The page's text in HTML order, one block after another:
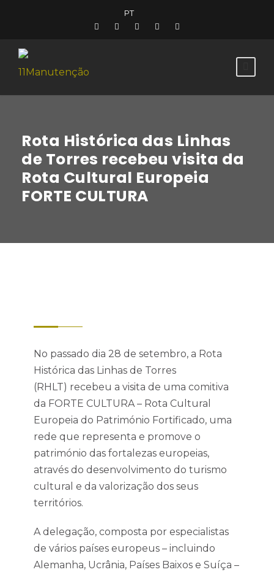
PT
Rota Histórica das Linhas
de Torres recebeu visita da
Rota Cultural Europeia
FORTE CULTURA
No passado dia 28 de setembro, a Rota
Histórica das Linhas de Torres
(RHLT) recebeu a visita de uma comitiva
da FORTE CULTURA – Rota Cultural
Europeia do Património Fortificado, uma
rede que representa e promove o
património das fortalezas europeias,
através do desenvolvimento do turismo
cultural e da valorização dos seus
territórios.
A delegação, composta por especialistas
de vários países europeus – incluindo
Alemanha, Ucrânia, Países Baixos e Suíça –